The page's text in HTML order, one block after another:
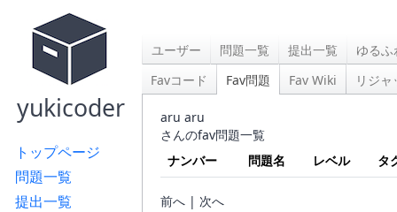
yukicoder
トップページ
問題一覧
提出一覧
ユーザー 問題一覧 提出一覧
ゆる
Favコード
Fav問題 Fav Wiki リジ
aru aru
さんのfav問題一覧
ナンバー
問題名 レベル タ
前へ | 次へ